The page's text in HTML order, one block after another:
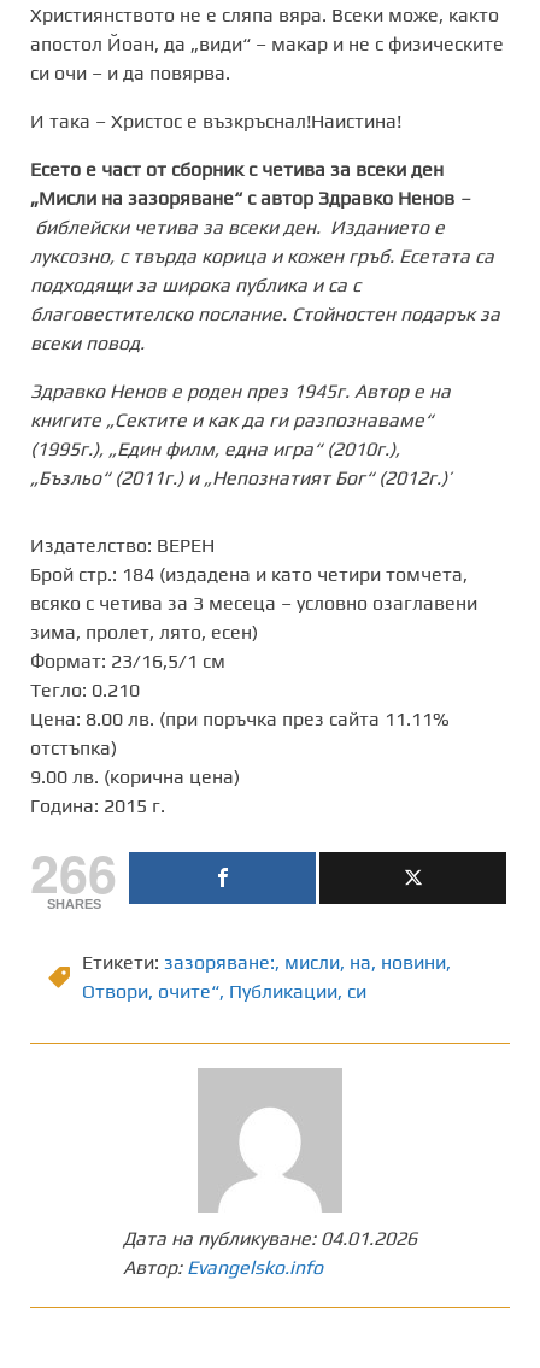
Християнството не е сляпа вяра. Всеки може, както
апостол Йоан, да „види“ – макар и не с физическите
си очи – и да повярва.
И така – Христос е възкръснал!Наистина!
Есето е част от сборник с четива за всеки ден
„Мисли на зазоряване“ с автор Здравко Ненов –
библейски четива за всеки ден. Изданието е
луксозно, с твърда корица и кожен гръб. Есетата са
подходящи за широка публика и са с
благовестителско послание. Стойностен подарък за
всеки повод.
Здравко Ненов е роден през 1945г. Автор е на
книгите „Сектите и какда ги разпознаваме“
(1995г.), „Един филм, една игра“ (2010г.),
„Бъзльо“ (2011г.) и „Непознатият Бог“ (2012г.)’
Издателство: ВЕРЕН
Брой стр.: 184 (издадена и като четири томчета,
всяко с четива за 3 месеца – условно озаглавени
зима, пролет, лято, есен)
Формат: 23/16,5/1 см
Тегло: 0.210
Цена: 8.00 лв. (при поръчка през сайта 11.11%
отстъпка)
9.00 лв. (корична цена)
Година: 2015 г.
266
SHARES
Етикети: зазоряване:, мисли, на, новини,
Отвори, очите“, Публикации, си
Дата на публикуване: 04.01.2026
Автор: Evangelsko.info